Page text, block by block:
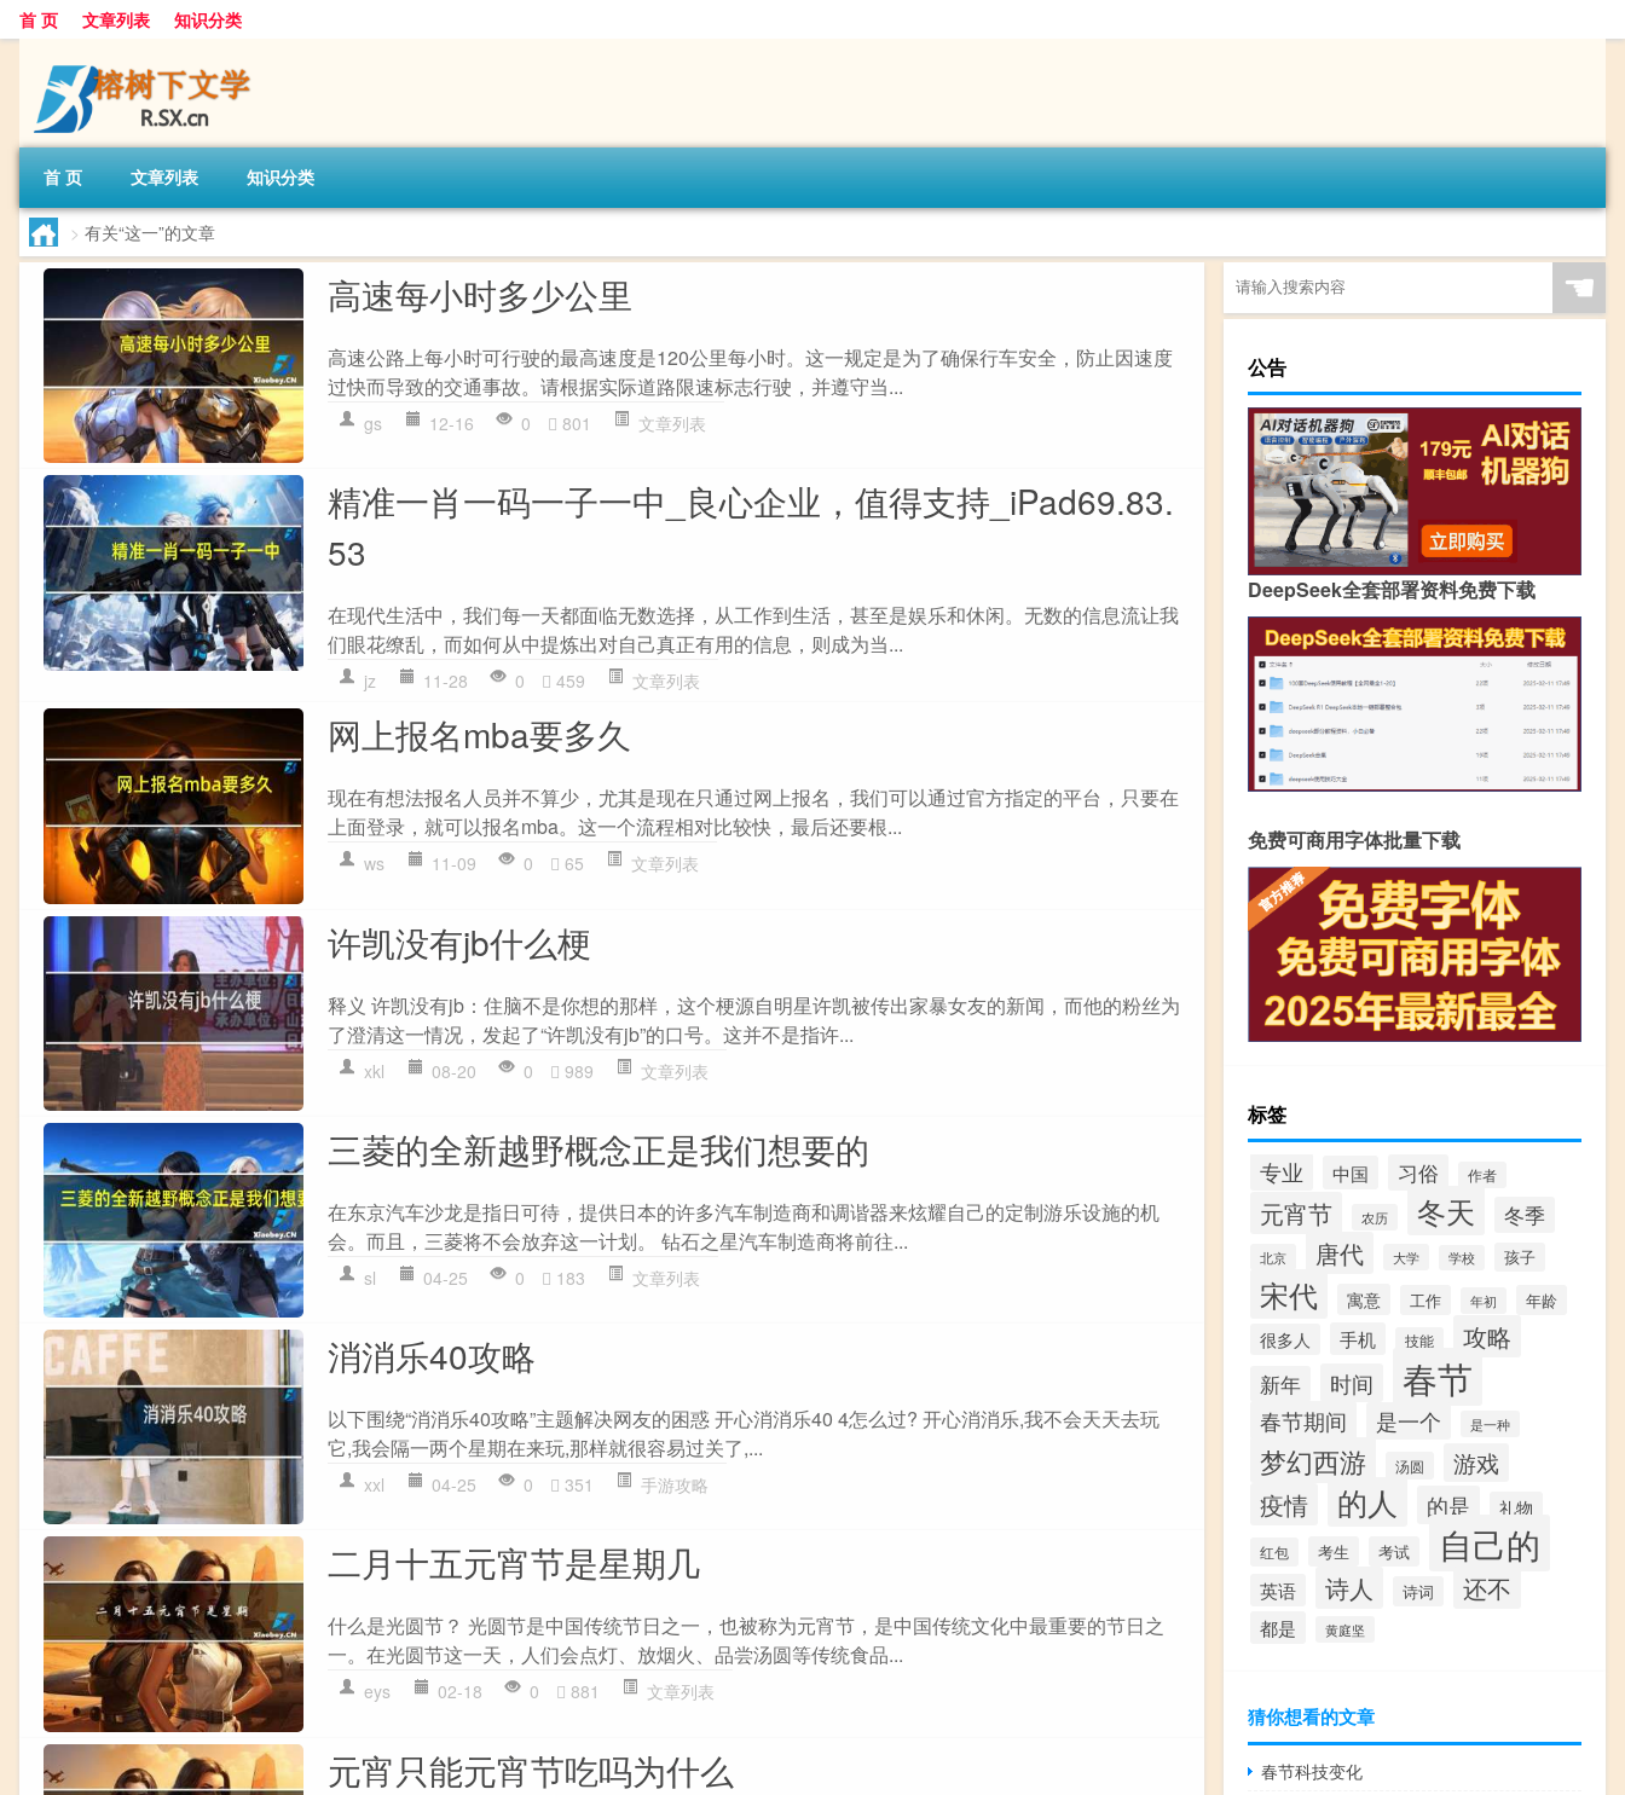
首 页 文章列表 知识分类
首 页 文章列表 知识分类
> 有关“这一”的文章
高速每小时多少公里
高速公路上每小时可行驶的最高速度是120公里每小时。这一规定是为了确保行车安全，防止因速度
过快而导致的交通事故。请根据实际道路限速标志行驶，并遵守当...
gs 12-16 0 801 文章列表
精准一肖一码一子一中_良心企业，值得支持_iPad69.83.
53
在现代生活中，我们每一天都面临无数选择，从工作到生活，甚至是娱乐和休闲。无数的信息流让我
们眼花缭乱，而如何从中提炼出对自己真正有用的信息，则成为当...
jz 11-28 0 459 文章列表
网上报名mba要多久
现在有想法报名人员并不算少，尤其是现在只通过网上报名，我们可以通过官方指定的平台，只要在
上面登录，就可以报名mba。这一个流程相对比较快，最后还要根...
ws 11-09 0 65 文章列表
许凯没有jb什么梗
释义 许凯没有jb：住脑不是你想的那样，这个梗源自明星许凯被传出家暴女友的新闻，而他的粉丝为
了澄清这一情况，发起了“许凯没有jb”的口号。这并不是指许...
xkl 08-20 0 989 文章列表
三菱的全新越野概念正是我们想要的
在东京汽车沙龙是指日可待，提供日本的许多汽车制造商和调谐器来炫耀自己的定制游乐设施的机
会。而且，三菱将不会放弃这一计划。 钻石之星汽车制造商将前往...
sl 04-25 0 183 文章列表
消消乐40攻略
以下围绕“消消乐40攻略”主题解决网友的困惑 开心消消乐40 4怎么过? 开心消消乐,我不会天天去玩
它,我会隔一两个星期在来玩,那样就很容易过关了,...
xxl 04-25 0 351 手游攻略
二月十五元宵节是星期几
什么是光圆节？ 光圆节是中国传统节日之一，也被称为元宵节，是中国传统文化中最重要的节日之
一。在光圆节这一天，人们会点灯、放烟火、品尝汤圆等传统食品...
eys 02-18 0 881 文章列表
元宵只能元宵节吃吗为什么
☚
公告
DeepSeek全套部署资料免费下载
免费可商用字体批量下载
标签
专业 中国 习俗 作者
元宵节 农历 冬天 冬季
北京 唐代 大学 学校 孩子
宋代 寓意 工作 年初 年龄
很多人 手机 技能 攻略
新年 时间 春节
春节期间 是一个 是一种
梦幻西游 汤圆 游戏
疫情 的人 的是 礼物
红包 考生 考试 自己的
英语 诗人 诗词 还不
都是 黄庭坚
猜你想看的文章
春节科技变化